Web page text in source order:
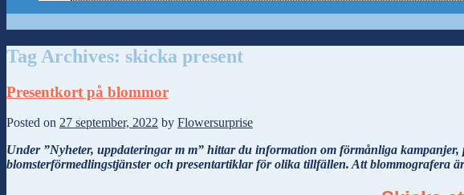
Tag Archives: skicka present
Presentkort på blommor
Posted on 27 september, 2022 by Flowersurprise
Under ”Nyheter, uppdateringar m m” hittar du information om förmånliga
blomsterförmedlingstjänster och presentartiklar för olika tillfällen. Att blommografera